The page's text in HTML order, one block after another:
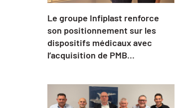
Le groupe Infiplast renforce
son positionnement sur les
dispositifs médicaux avec
l’acquisition de PMB...